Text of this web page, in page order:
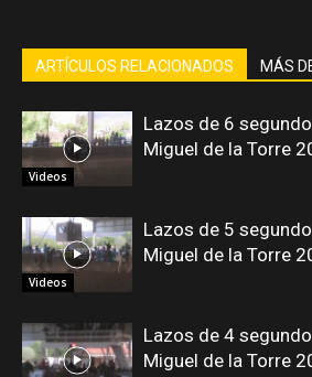
ARTÍCULOS RELACIONADOS MÁS
Videos
Lazos de 6
Miguel de la Torre
Videos
Lazos de 5
Miguel de la Torre
Lazos de 4
Miguel de la Torre